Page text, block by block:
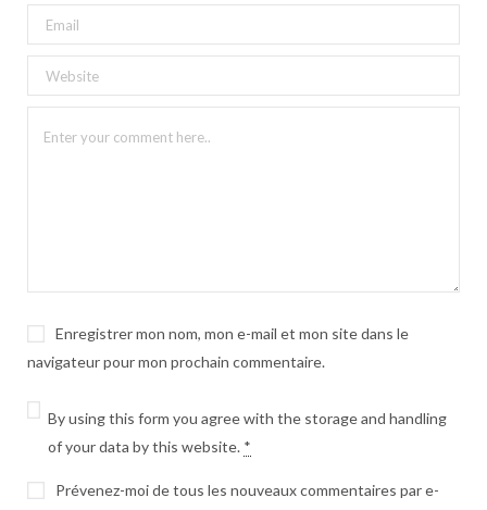
Enregistrer mon nom, mon e-mail et mon site dans le
navigateur pour mon prochain commentaire.
By using this form you agree with the storage and handling
of your data by this website. *
Prévenez-moi de tous les nouveaux commentaires par e-